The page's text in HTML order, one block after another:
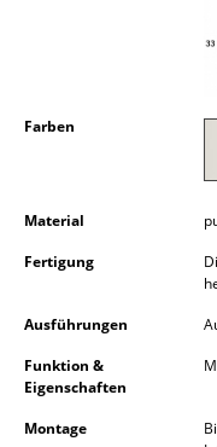
... alle
Hängeleuchten &
Stehleuchten &
Bodenleuchten
Wandleuchten
Outdoor-
Farben
Material
Fertigung
Ausführungen
Funktion &
Eigenschaften
Montage